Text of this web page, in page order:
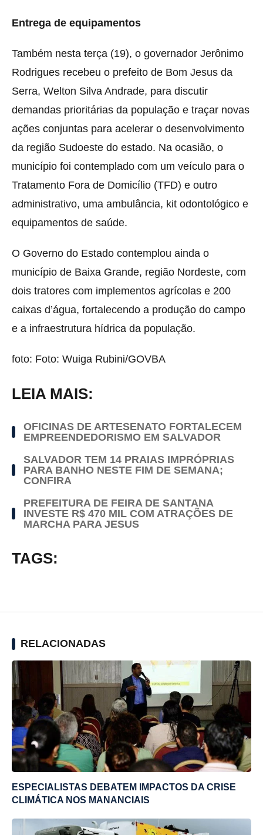
Entrega de equipamentos
Também nesta terça (19), o governador Jerônimo
Rodrigues recebeu o prefeito de Bom Jesus da
Serra, Welton Silva Andrade, para discutir
demandas prioritárias da população e traçar novas
ações conjuntas para acelerar o desenvolvimento
da região Sudoeste do estado. Na ocasião, o
município foi contemplado com um veículo para o
Tratamento Fora de Domicílio (TFD) e outro
administrativo, uma ambulância, kit odontológico e
equipamentos de saúde.
O Governo do Estado contemplou ainda o
município de Baixa Grande, região Nordeste, com
dois tratores com implementos agrícolas e 200
caixas d’água, fortalecendo a produção do campo
e a infraestrutura hídrica da população.
foto: Foto: Wuiga Rubini/GOVBA
LEIA MAIS:
OFICINAS DE ARTESENATO FORTALECEM
EMPREENDEDORISMO EM SALVADOR
SALVADOR TEM 14 PRAIAS IMPRÓPRIAS
PARA BANHO NESTE FIM DE SEMANA;
CONFIRA
PREFEITURA DE FEIRA DE SANTANA
INVESTE R$ 470 MIL COM ATRAÇÕES DE
MARCHA PARA JESUS
TAGS:
RELACIONADAS
ESPECIALISTAS DEBATEM IMPACTOS DA CRISE
CLIMÁTICA NOS MANANCIAIS